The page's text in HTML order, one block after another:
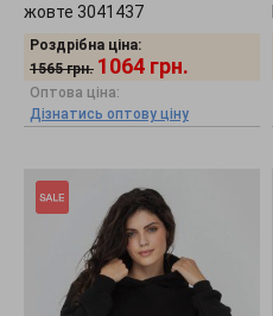
жовте 3041437
Роздрібна ціна:
1565 грн. 1064 грн.
Оптова ціна:
Дізнатись оптову ціну